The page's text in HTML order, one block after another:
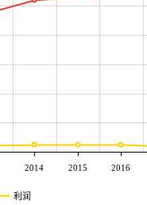
2014 2015 2016
利润